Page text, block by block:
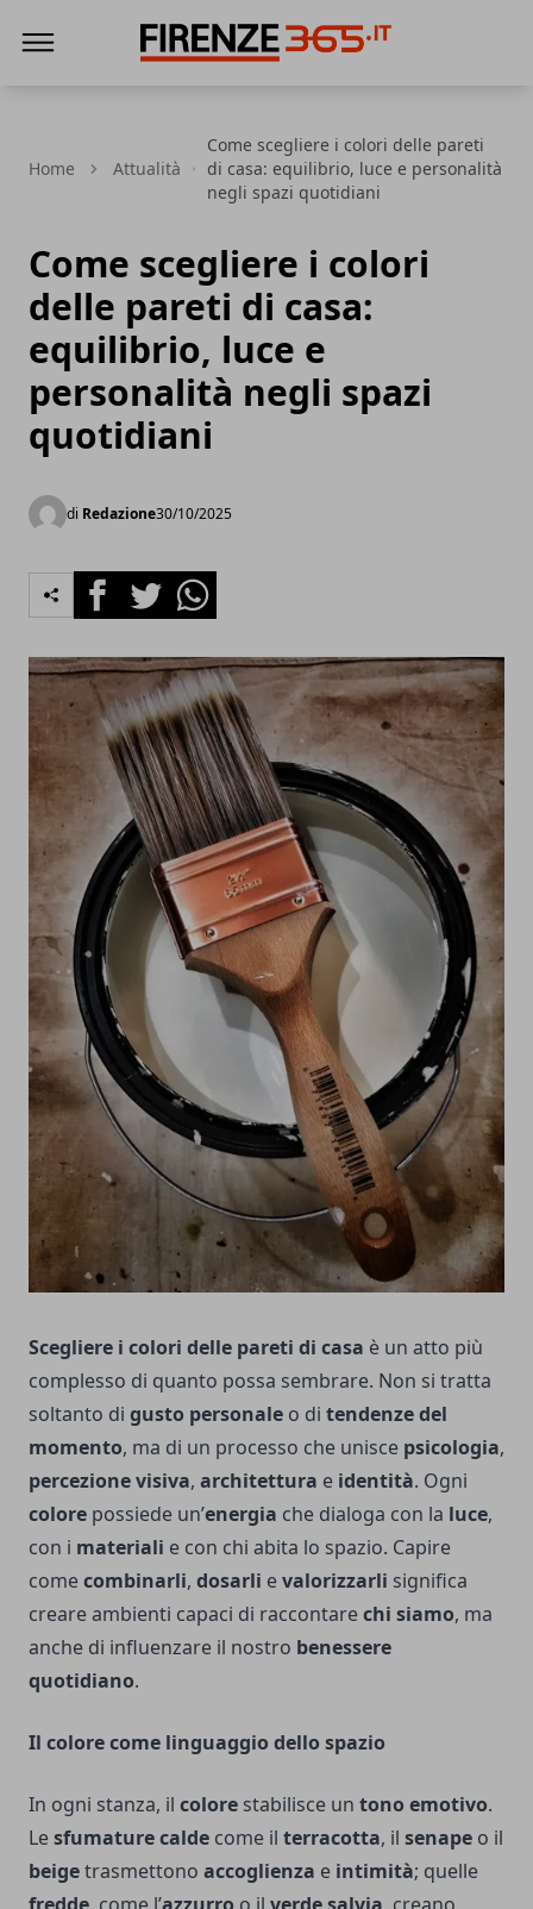
Home Attualità
Come scegliere i colori delle pareti
di casa: equilibrio, luce e personalità
negli spazi quotidiani
Come scegliere i colori
delle pareti di casa:
equilibrio, luce e
personalità negli spazi
quotidiani
di Redazione30/10/2025
FacebookTwitterWhatsapp
Scegliere i colori delle pareti di casa è un atto più
complesso di quanto possa sembrare. Non si tratta
soltanto di gusto personale o di tendenze del
momento, ma di un processo che unisce psicologia,
percezione visiva, architettura e identità. Ogni
colore possiede un’energia che dialoga con la luce,
con i materiali e con chi abita lo spazio. Capire
comecombinarli, dosarli evalorizzarli significa
creare ambienti capaci di raccontarechi siamo, ma
anche di influenzare il nostro benessere
quotidiano.
Il colore come linguaggio dello spazio
In ogni stanza, il colore stabilisce un tono emotivo.
Lesfumature calde come il terracotta, il senape o il
beigetrasmettono accoglienza e intimità; quelle
fredde, come l’azzurro o il verde salvia, creano